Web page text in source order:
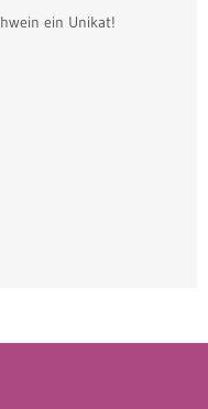
ein Unikat!